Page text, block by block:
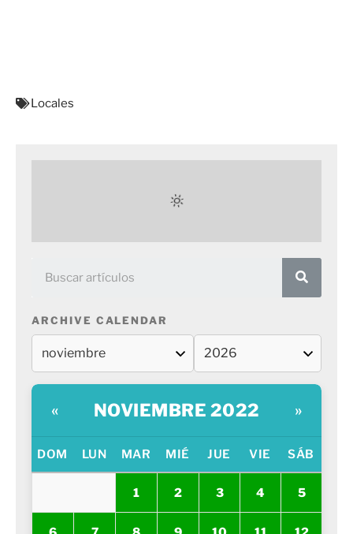
Locales
ARCHIVE CALENDAR
« NOVIEMBRE 2022 »
DOM LUN MAR MIÉ JUE VIE SÁB
1 2 3 4 5